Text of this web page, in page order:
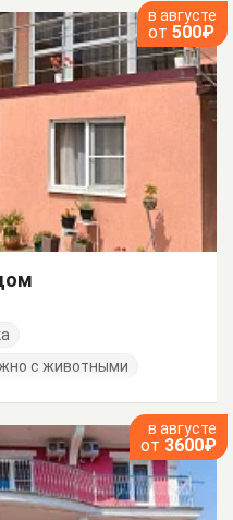
в августе
от 500₽
с животными
в августе
от 3600₽